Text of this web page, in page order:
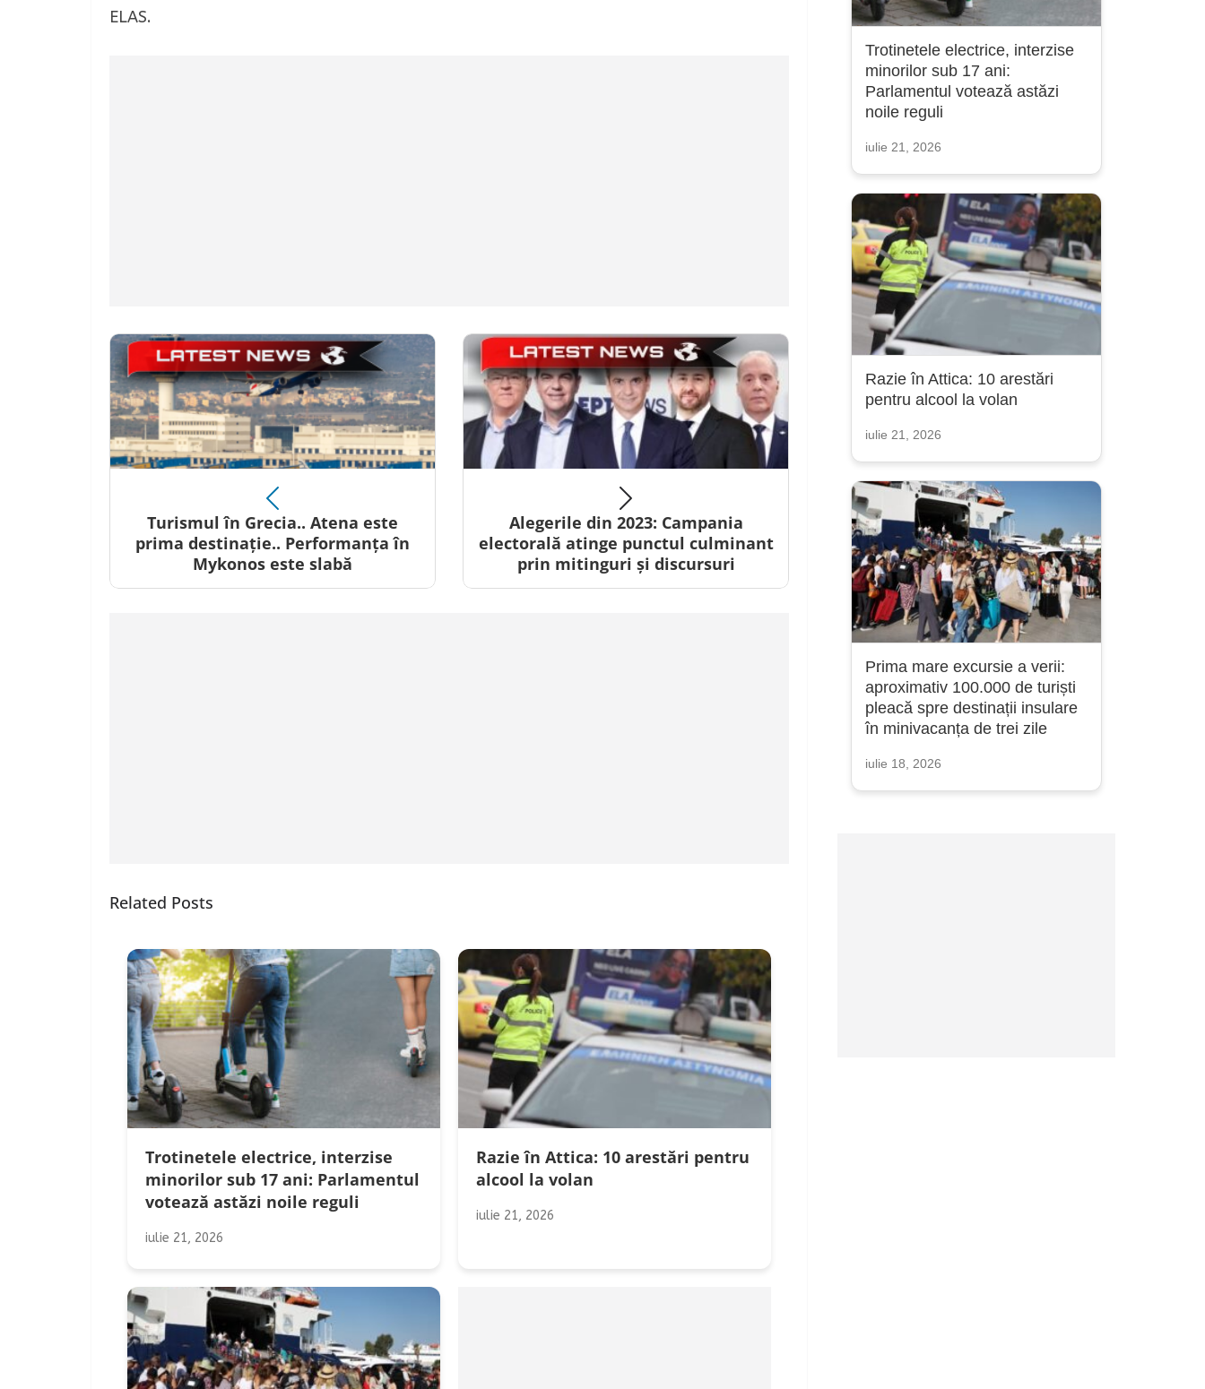
ELAS.
Turismul în Grecia.. Atena este
prima destinație.. Performanța în
Mykonos este slabă
Alegerile din 2023: Campania
electorală atinge punctul culminant
prin mitinguri și discursuri
Related Posts
Trotinetele electrice, interzise
minorilor sub 17 ani: Parlamentul
votează astăzi noile reguli
iulie 21, 2026
Razie în Attica: 10 arestări pentru
alcool la volan
iulie 21, 2026
Trotinetele electrice, interzise
minorilor sub 17 ani:
Parlamentul votează astăzi
noile reguli
iulie 21, 2026
Razie în Attica: 10 arestări
pentru alcool la volan
iulie 21, 2026
Prima mare excursie a verii:
aproximativ 100.000 de turiști
pleacă spre destinații insulare
în minivacanța de trei zile
iulie 18, 2026